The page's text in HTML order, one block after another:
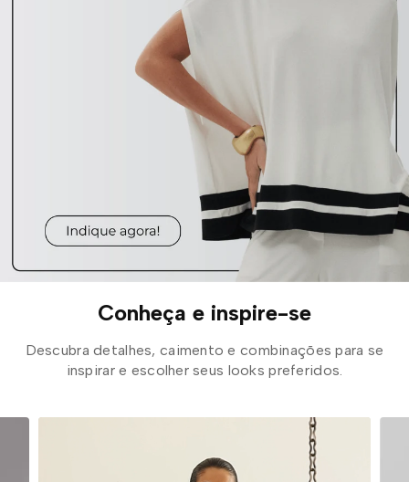
Conheça e inspire-se
Descubra detalhes, caimento e combinações para se
inspirar e escolher seus looks preferidos.